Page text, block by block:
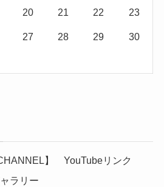
20 21 22 23
27 28 29 30
】 YouTubeリンク
ラリー